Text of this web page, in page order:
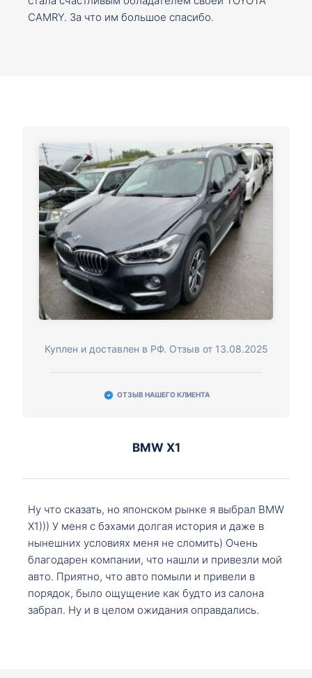
CAMRY. За что им большое спасибо.
Куплен и доставлен в РФ. Отзыв от 13.08.2025
ОТЗЫВ НАШЕГО КЛИЕНТА
BMW X1
Ну что сказать, но японском рынке я выбрал BMW
X1))) У меня с бэхами долгая история и даже в
нынешних условиях меня не сломить) Очень
благодарен компании, что нашли и привезли мой
авто. Приятно, что авто помыли и привели в
порядок, было ощущение как будто из салона
забрал. Ну и в целом ожидания оправдались.